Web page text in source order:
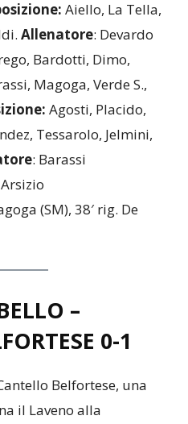
Aiello, La Tella,
Allenatore: Devardo
Bardotti, Dimo,
Magoga, Verde S.,
Agosti, Placido,
Tessarolo, Jelmini,
: Barassi
(SM), 38′ rig. De
–
0-1
Belfortese, una
il Laveno alla